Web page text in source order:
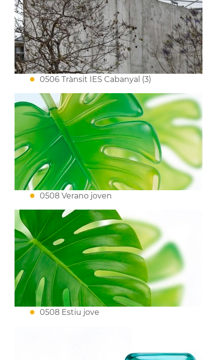
0506 Trànsit IES Cabanyal (3)
0508 Verano joven
0508 Estiu jove